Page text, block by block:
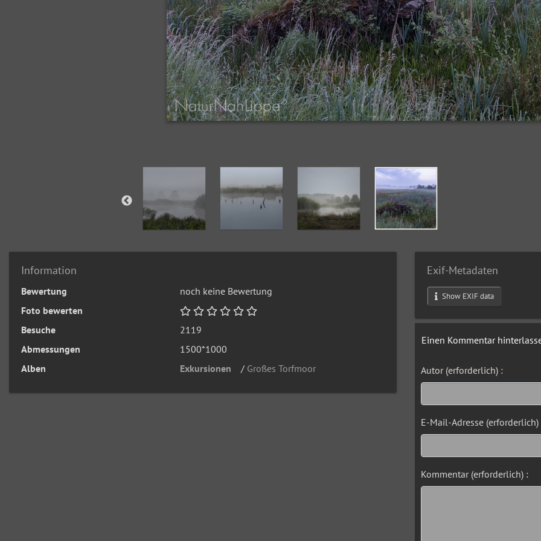
Information
Bewertung
noch keine Bewertung
Foto bewerten
Besuche
2119
Abmessungen
1500*1000
Alben
Exkursionen / Großes Torfmoor
Exif-Metadaten
Show EXIF data
Einen Kommentar
Autor (erforderlich) :
E-Mail-Adresse (erforderlich)
Kommentar (erforderlich) :